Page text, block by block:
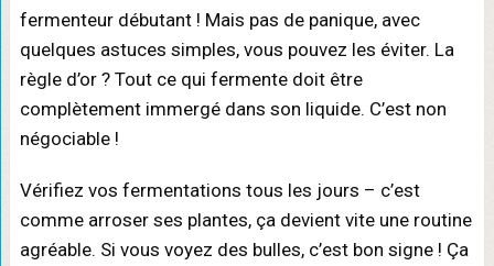
fermenteur débutant ! Mais pas de panique, avec
quelques astuces simples, vous pouvez les éviter. La
règle d’or ? Tout ce qui fermente doit être
complètement immergé dans son liquide. C’est non
négociable !
Vérifiez vos fermentations tous les jours – c’est
comme arroser ses plantes, ça devient vite une routine
agréable. Si vous voyez des bulles, c’est bon signe ! Ça